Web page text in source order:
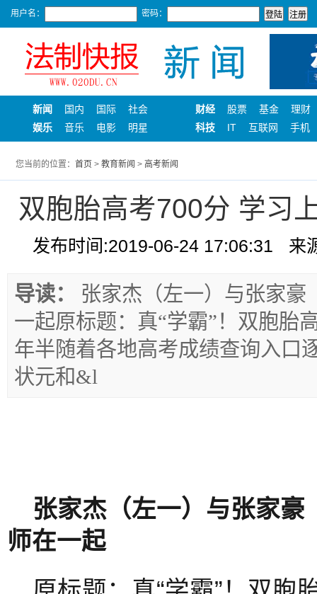
用户名： 密码：
新闻 国内 国际
社会
娱乐
音乐 电影 明星
财经 股票 基金
理财
科技
IT 互联网 手机
您当前的位置： 首页 > 教育新闻 > 高考新闻
双胞胎高考700分 学习
发布时间:2019-06-24 17:06:31 来
导读：
张家杰（左一）与张家豪
一起原标题：真“学霸”！双胞胎
年半随着各地高考成绩查询入口
状元和&l
张家杰（左一）与张家
师在一起